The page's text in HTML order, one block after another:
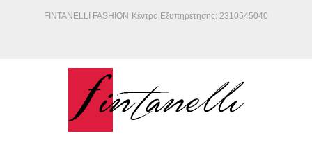
FINTANELLI FASHION Κέντρο Εξυπηρέτησης: 2310545040